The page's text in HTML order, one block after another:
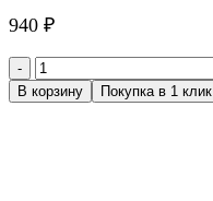
940 ₽
Количество
товара
JRL
В корзину Покупка в 1 клик